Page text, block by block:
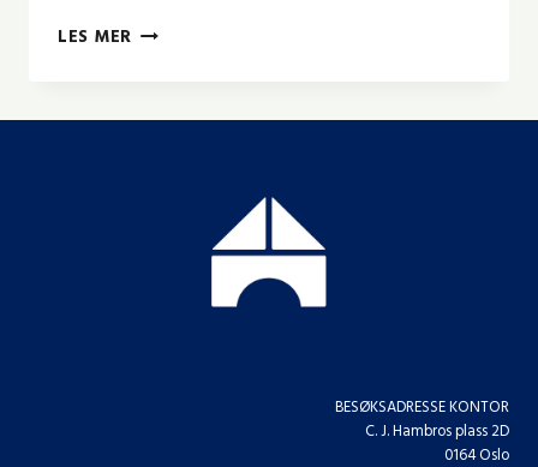
LES MER GRØNNE
EN
BESØKSADRESSE KONTOR
C. J. Hambros plass 2D
0164 Oslo